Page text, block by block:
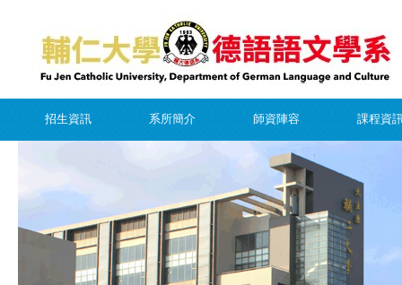
招生資訊 系所簡介 師資陣容 課程資